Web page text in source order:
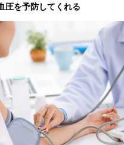
圧を予防してくれる